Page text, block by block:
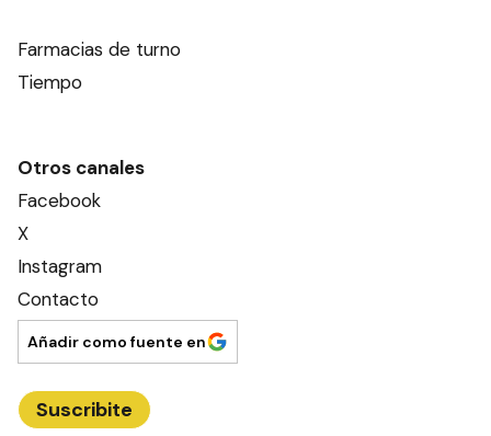
Nosotros
Editorial El Dia SRL
Edición Impresa
Ahora Cero Radio
Club El Día